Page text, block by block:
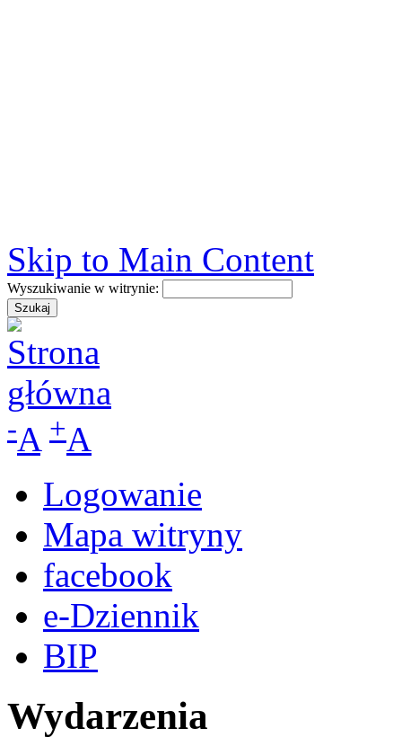
Skip to Main Content
Wyszukiwanie w witrynie:
-A +A
Logowanie
Mapa witryny
facebook
e-Dziennik
BIP
Wydarzenia